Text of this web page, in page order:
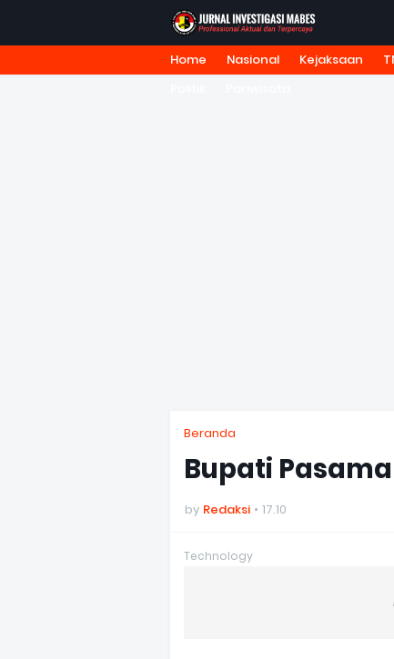
HOME TENTANG KAMI
Home Nasional Kejaksaan
Beranda
Bupati
by Redaksi 17.10
Technology